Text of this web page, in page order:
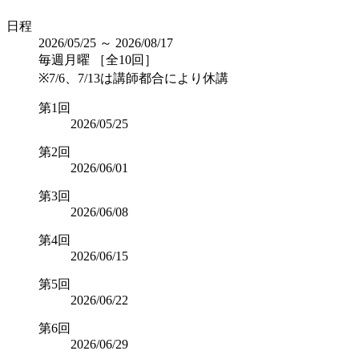
日程
2026/05/25 ～ 2026/08/17
毎週月曜 ［全10回］
※7/6、7/13は講師都合により休講
第1回
2026/05/25
第2回
2026/06/01
第3回
2026/06/08
第4回
2026/06/15
第5回
2026/06/22
第6回
2026/06/29